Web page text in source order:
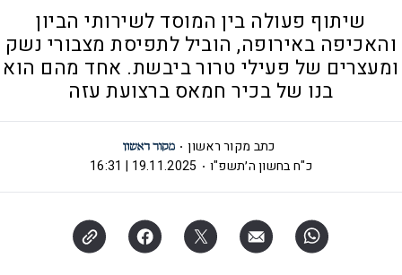
שיתוף פעולה בין המוסד לשירותי הביון
והאכיפה באירופה, הוביל לתפיסת מצבורי נשק
ומעצרים של פעילי טרור ביבשת. אחד מהם הוא
בנו של בכיר חמאס ברצועת עזה
כתב מקור ראשון
כ"ח בחשון ה׳תשפ"ו
19.11.2025 | 16:31